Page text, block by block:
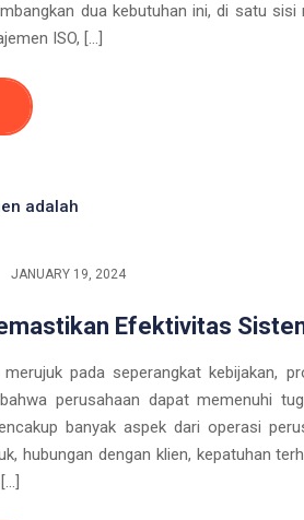
dua kebutuhan ini, di satu
ISO, […]
JANUARY 19, 2024
Efektivitas
pada seperangkat kebijakan,
perusahaan dapat memenuhi
banyak aspek dari operasi
hubungan dengan klien, kepatuhan